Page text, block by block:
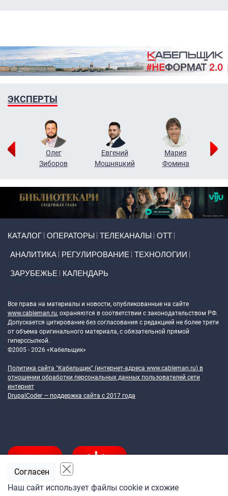
ЭКСПЕРТЫ
Олег
Зиборов
Евгений
Мошняцкий
Мария
Фомина
КАТАЛОГ ОПЕРАТОРЫ ТЕЛЕКАНАЛЫ ОТТ
АНАЛИТИКА РЕГУЛИРОВАНИЕ ТЕХНОЛОГИИ
ЗАРУБЕЖЬЕ КАЛЕНДАРЬ
Все права на материалы и новости, опубликованные на сайте
www.cableman.ru, охраняются в соответствии с законодательством РФ.
Допускается цитирование без согласования с редакцией не более трети
от объема оригинального материала, с обязательной прямой
гиперссылкой.
©2005 - 2026 «Кабельщик»
Политика сайта "Кабельщик" (интернет-адреса www.cableman.ru) в
отношении обработки персональных данных пользователей сети
интернет
DrupalCoder — поддержка сайта c 2017 года
Наш сайт использует файлы cookie и схожие
Согласен